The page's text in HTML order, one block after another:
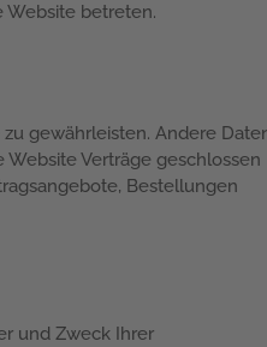
Website betreten.
gewährleisten. Andere
Verträge geschlossen
Bestellungen
und Zweck Ihrer